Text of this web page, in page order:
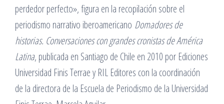
perdedor perfecto», figura en la recopilación sobre el
periodismo narrativo iberoamericano Domadores de
historias. Conversaciones con grandes cronistas de América
Latina, publicada en Santiago de Chile en 2010 por Ediciones
Universidad Finis Terrae y RIL Editores con la coordinación
de la directora de la Escuela de Periodismo de la Universidad